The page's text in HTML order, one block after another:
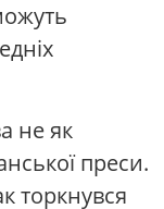
не як
преси.
торкнувся